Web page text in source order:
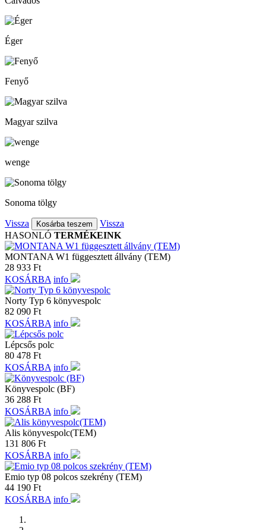
Éger
Fenyő
Magyar szilva
wenge
Sonoma tölgy
Vissza
Vissza
HASONLÓ TERMÉKEINK
MONTANA W1 függesztett állvány (TEM)
28 933 Ft
KOSÁRBA info
Norty Typ 6 könyvespolc
82 090 Ft
KOSÁRBA info
Lépcsős polc
80 478 Ft
KOSÁRBA info
Könyvespolc (BF)
36 288 Ft
KOSÁRBA info
Alis könyvespolc(TEM)
131 806 Ft
KOSÁRBA info
Emio typ 08 polcos szekrény (TEM)
44 190 Ft
KOSÁRBA info